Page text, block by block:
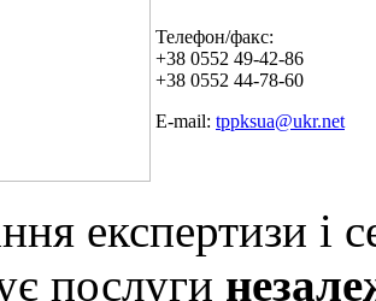
Телефон/факс:
+38 0552 49-42-86
+38 0552 44-78-60
E-mail: tppksua@ukr.net
експертизи і
послуги